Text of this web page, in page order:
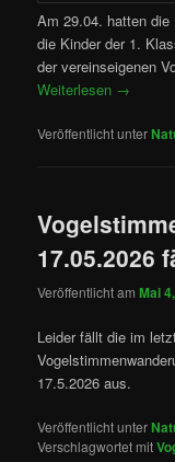
Am 29.04. hatten die
die Kinder der 1.
der vereinseigenen
Weiterlesen →
Veröffentlicht unter
17.05.2026
Veröffentlicht amMai
Leider fällt die im
17.5.2026 aus.
Veröffentlicht unter
Verschlagwortet mit